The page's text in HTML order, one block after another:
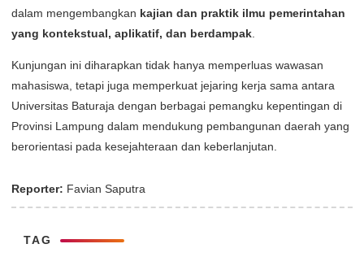
dalam mengembangkan kajian dan praktik ilmu pemerintahan
yang kontekstual, aplikatif, dan berdampak
Kunjungan ini diharapkan tidak hanya memperluas wawasan
mahasiswa, tetapi juga memperkuat jejaring kerja sama antara
Universitas Baturaja dengan berbagai pemangku kepentingan di
Provinsi Lampung dalam mendukung pembangunan daerah yang
berorientasi pada kesejahteraan dan keberlanjutan.
Reporter: Favian Saputra
TAG